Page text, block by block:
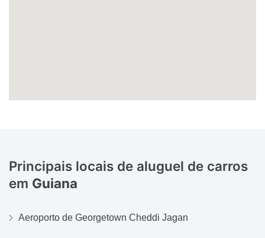
Principais locais de aluguel de carros
em Guiana
Aeroporto de Georgetown Cheddi Jagan